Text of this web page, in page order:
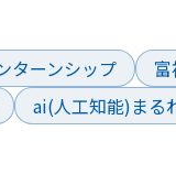
ターンシップ
ai(人工知能)まる